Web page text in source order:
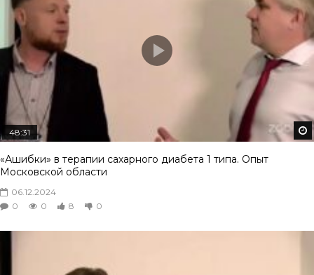
48:31
«Ашибки» в терапии сахарного диабета 1 типа. Опыт
Московской области
06.12.2024
0
0 8 0